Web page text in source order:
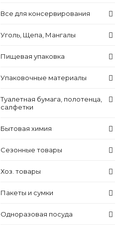
Все для консервирования
Уголь, Щепа, Мангалы
Пищевая упаковка
Упаковочные материалы
Туалетная бумага, полотенца,
салфетки
Бытовая химия
Сезонные товары
Хоз. товары
Пакеты и сумки
Одноразовая посуда